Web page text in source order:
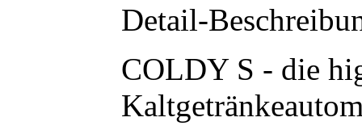
Detail-
COLDY S - die